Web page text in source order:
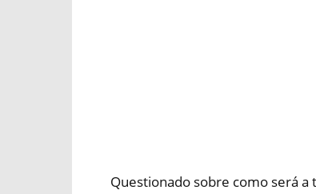
Questionado sobre como será a